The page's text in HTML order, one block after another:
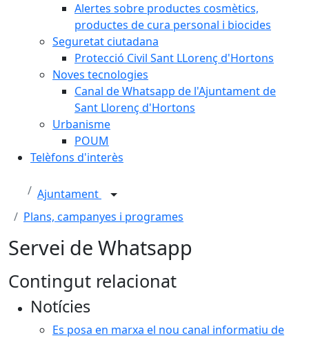
Alertes sobre productes cosmètics,
productes de cura personal i biocides
Seguretat ciutadana
Protecció Civil Sant LLorenç d'Hortons
Noves tecnologies
Canal de Whatsapp de l'Ajuntament de
Sant Llorenç d'Hortons
Urbanisme
POUM
Telèfons d'interès
Ajuntament
Plans, campanyes i programes
Servei de Whatsapp
Contingut relacionat
Notícies
Es posa en marxa el nou canal informatiu de